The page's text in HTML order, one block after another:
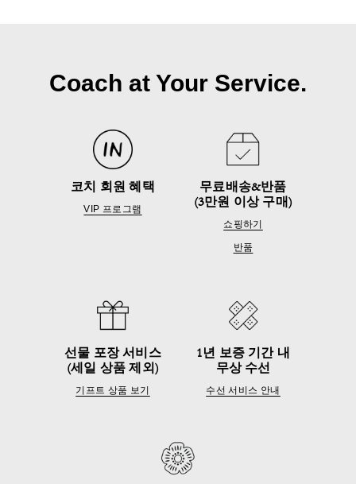
Coach at Your Service.
코치 회원 혜택
VIP 프로그램
무료배송&반품
(3만원 이상 구매)
쇼핑하기
반품
선물 포장 서비스
(세일 상품 제외)
기프트 상품 보기
1년 보증 기간 내
무상 수선
수선 서비스 안내